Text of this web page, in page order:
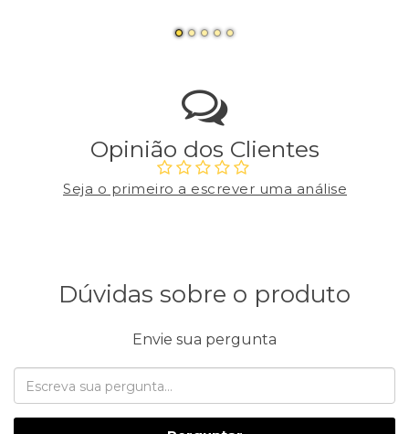
Opinião dos Clientes
Seja o primeiro a escrever uma análise
Dúvidas sobre o produto
Envie sua pergunta